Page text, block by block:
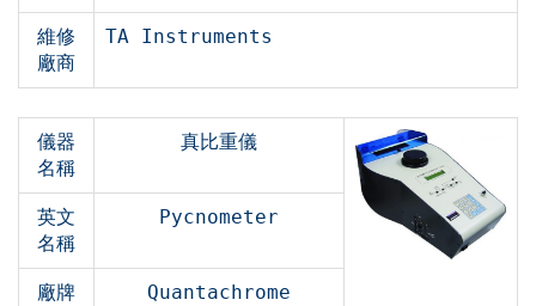
維修
廠商
TA Instruments
儀器
名稱
真比重儀
英文
名稱
Pycnometer
廠牌
Quantachrome